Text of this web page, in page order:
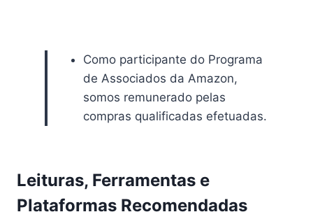
Como participante do Programa
de Associados da Amazon,
somos remunerado pelas
compras qualificadas efetuadas.
Leituras, Ferramentas e
Plataformas Recomendadas